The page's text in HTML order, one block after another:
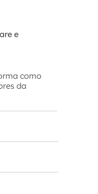
e
como
da